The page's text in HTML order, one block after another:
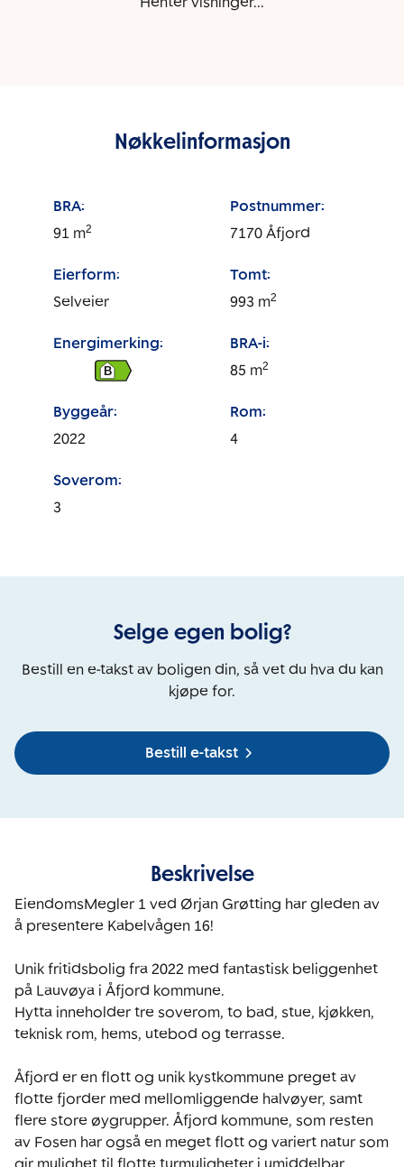
Nøkkelinformasjon
BRA:
91 m2
Postnummer:
7170 Åfjord
Eierform:
Selveier
Tomt:
993 m2
Energimerking:
B
BRA-i:
85 m2
Byggeår:
2022
Rom:
4
Soverom:
3
Selge egen bolig?
Bestill en e-takst av boligen din, så vet du hva du kan
kjøpe for.
Bestill e-takst
Beskrivelse
EiendomsMegler 1 ved Ørjan Grøtting har gleden av
å presentere Kabelvågen 16!
Unik fritidsbolig fra 2022 med fantastisk beliggenhet
på Lauvøya i Åfjord kommune.
Hytta inneholder tre soverom, to bad, stue, kjøkken,
teknisk rom, hems, utebod og terrasse.
Åfjord er en flott og unik kystkommune preget av
flotte fjorder med mellomliggende halvøyer, samt
flere store øygrupper. Åfjord kommune, som resten
av Fosen har også en meget flott og variert natur som